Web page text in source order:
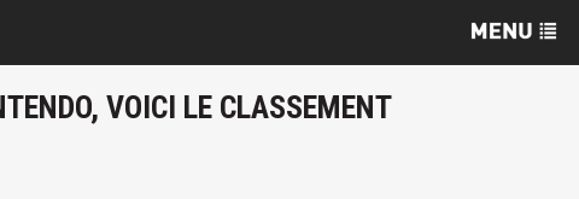
VOICI LE CLASSEMENT